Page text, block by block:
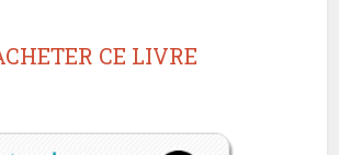
CE LIVRE